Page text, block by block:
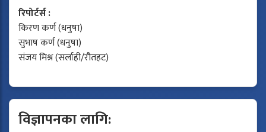
रिपोर्टर्स :
किरण कर्ण (धनुषा)
सुभाष कर्ण (धनुषा)
संजय मिश्र (सर्लाही/रौतहट)
विज्ञापनका लागि: